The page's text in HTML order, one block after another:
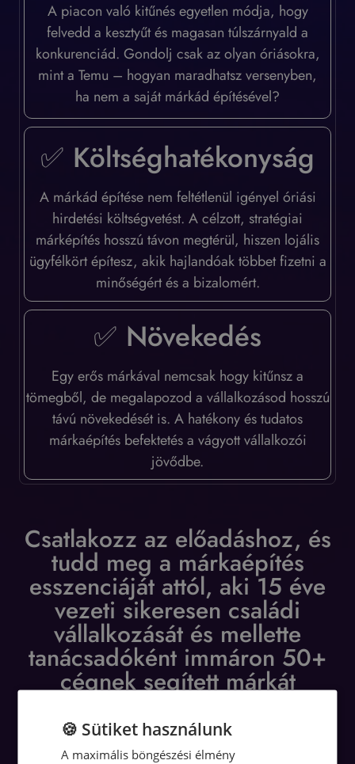
A piacon való kitűnés egyetlen módja, hogy
felvedd a kesztyűt és magasan túlszárnyald a
konkurenciád. Gondolj csak az olyan óriásokra,
mint a Temu – hogyan maradhatsz versenyben,
ha nem a saját márkád építésével?
✅ Költséghatékonyság
A márkád építése nem feltétlenül igényel óriási
hirdetési költségvetést. A célzott, stratégiai
márképítés hosszú távon megtérül, hiszen lojális
ügyfélkört építesz, akik hajlandóak többet fizetni a
minőségért és a bizalomért.
✅ Növekedés
Egy erős márkával nemcsak hogy kitűnsz a
tömegből, de megalapozod a vállalkozásod hosszú
távú növekedését is. A hatékony és tudatos
márkaépítés befektetés a vágyott vállalkozói
jövődbe.
Csatlakozz az előadáshoz, és
tudd meg a márkaépítés
esszenciáját attól, aki 15 éve
vezeti sikeresen családi
vállalkozását és mellette
tanácsadóként immáron 50+
cégnek segített márkát
🍪 Sütiket használunk
A maximális böngészési élmény